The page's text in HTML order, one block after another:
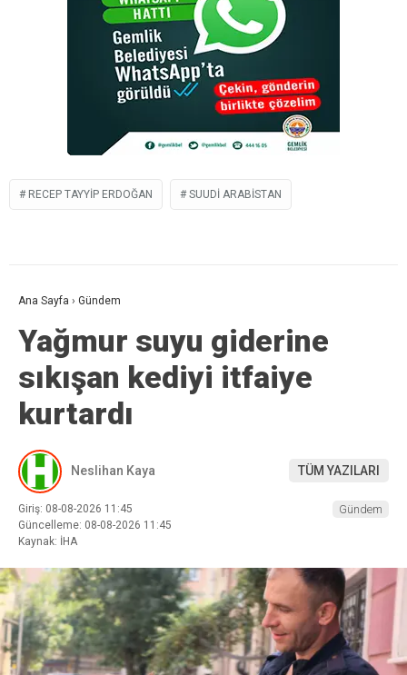
RECEP TAYYIP ERDOĞAN SUUDI ARABISTAN
Ana Sayfa › Gündem
Yağmur suyu giderine
sıkışan kediyi itfaiye
kurtardı
Neslihan Kaya TÜM YAZILARI
Giriş: 08-08-2026 11:45
Güncelleme: 08-08-2026 11:45
Kaynak: İHA
Gündem